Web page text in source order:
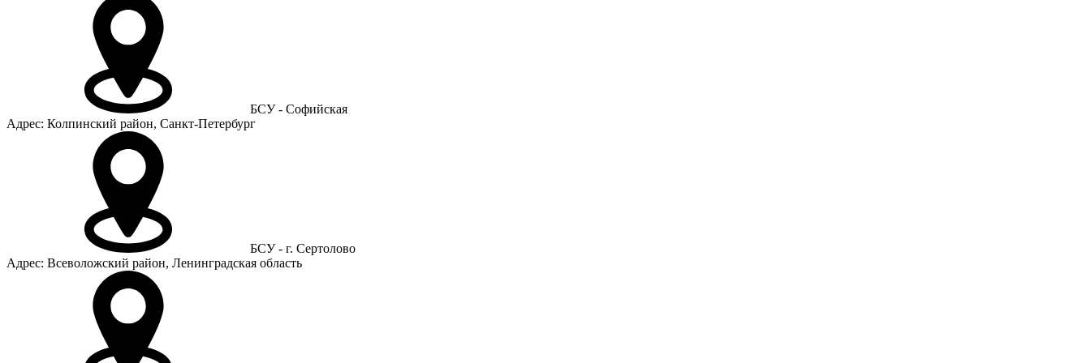
БСУ - Софийская
Адрес: Колпинский район, Санкт-Петербург
БСУ - г. Сертолово
Адрес: Всеволожский район, Ленинградская область